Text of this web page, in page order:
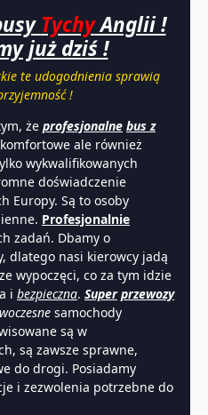
TychyAnglii !
już dziś !
te udogodnienia sprawią
!
że profesjonalne bus z
ale również
wykwalifikowanych
doświadczenie
Europy. Są to osoby
Profesjonalnie
zadań. Dbamy o
dlatego nasi kierowcy jadą
wypoczęci, co za tym idzie
i bezpieczna. Super przewozy
samochody
są w
są zawsze sprawne,
do drogi. Posiadamy
i zezwolenia potrzebne do